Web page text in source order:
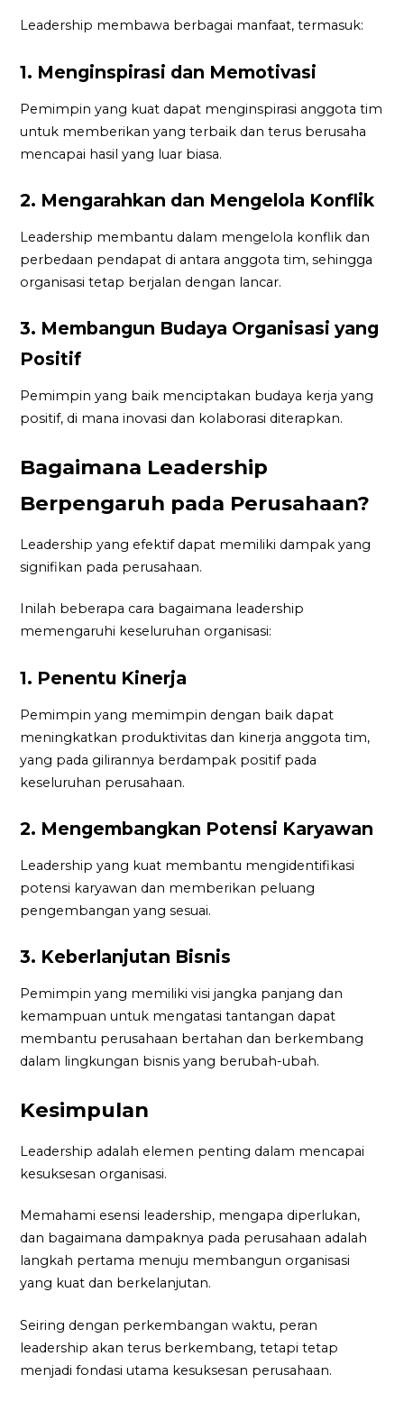
Leadership membawa berbagai manfaat, termasuk:
1. Menginspirasi dan Memotivasi
Pemimpin yang kuat dapat menginspirasi anggota tim
untuk memberikan yang terbaik dan terus berusaha
mencapai hasil yang luar biasa.
2. Mengarahkan dan Mengelola Konflik
Leadership membantu dalam mengelola konflik dan
perbedaan pendapat di antara anggota tim, sehingga
organisasi tetap berjalan dengan lancar.
3. Membangun Budaya Organisasi yang
Positif
Pemimpin yang baik menciptakan budaya kerja yang
positif, di mana inovasi dan kolaborasi diterapkan.
Bagaimana Leadership
Berpengaruh pada Perusahaan?
Leadership yang efektif dapat memiliki dampak yang
signifikan pada perusahaan.
Inilah beberapa cara bagaimana leadership
memengaruhi keseluruhan organisasi:
1. Penentu Kinerja
Pemimpin yang memimpin dengan baik dapat
meningkatkan produktivitas dan kinerja anggota tim,
yang pada gilirannya berdampak positif pada
keseluruhan perusahaan.
2. Mengembangkan Potensi Karyawan
Leadership yang kuat membantu mengidentifikasi
potensi karyawan dan memberikan peluang
pengembangan yang sesuai.
3. Keberlanjutan Bisnis
Pemimpin yang memiliki visi jangka panjang dan
kemampuan untuk mengatasi tantangan dapat
membantu perusahaan bertahan dan berkembang
dalam lingkungan bisnis yang berubah-ubah.
Kesimpulan
Leadership adalah elemen penting dalam mencapai
kesuksesan organisasi.
Memahami esensi leadership, mengapa diperlukan,
dan bagaimana dampaknya pada perusahaan adalah
langkah pertama menuju membangun organisasi
yang kuat dan berkelanjutan.
Seiring dengan perkembangan waktu, peran
leadership akan terus berkembang, tetapi tetap
menjadi fondasi utama kesuksesan perusahaan.